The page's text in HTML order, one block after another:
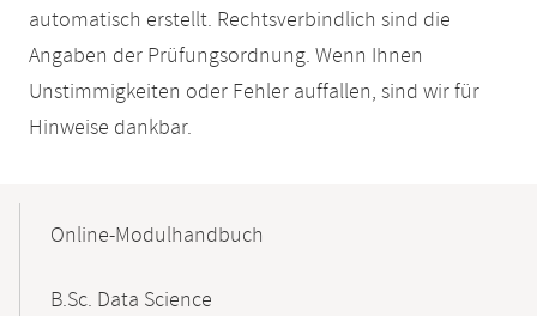
automatisch erstellt. Rechtsverbindlich sind die
Angaben der Prüfungsordnung. Wenn Ihnen
Unstimmigkeiten oder Fehler auffallen, sind wir für
Hinweise dankbar.
NavigationOnline-Modulhandbuch
B.Sc. Data Science